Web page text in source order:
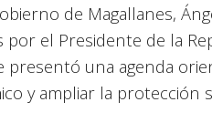
de Magallanes,
el Presidente de la
presentó una agenda
y ampliar la protección